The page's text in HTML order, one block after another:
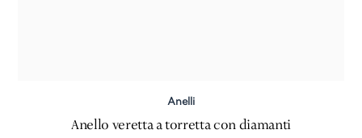
Anelli
Anello veretta a torretta con diamanti